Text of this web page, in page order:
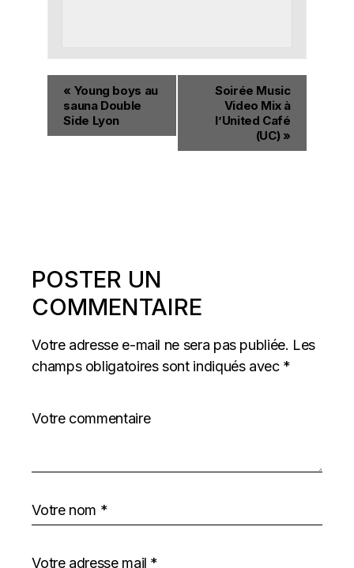
« Young boys au
sauna Double
Side Lyon
Soirée Music
Video Mix à
l’United Café
(UC) »
POSTER UN
COMMENTAIRE
Votre adresse e-mail ne sera pas publiée. Les
champs obligatoires sont indiqués avec *